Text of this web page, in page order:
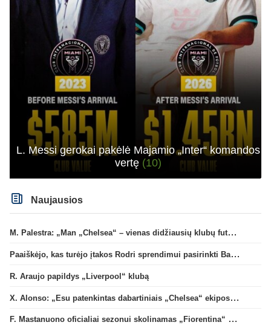
L. Messi gerokai pakėlė Majamio „Inter“ komandos
vertę (10)
Naujausios
M. Palestra: „Man „Chelsea“ – vienas didžiausių klubų futbole“
Paaiškėjo, kas turėjo įtakos Rodri sprendimui pasirinkti Barselonos pusę
R. Araujo papildys „Liverpool“ klubą
X. Alonso: „Esu patenkintas dabartiniais „Chelsea“ ekipos vartininkais“
F. Mastanuono oficialiai sezonui skolinamas „Fiorentina“ ekipai